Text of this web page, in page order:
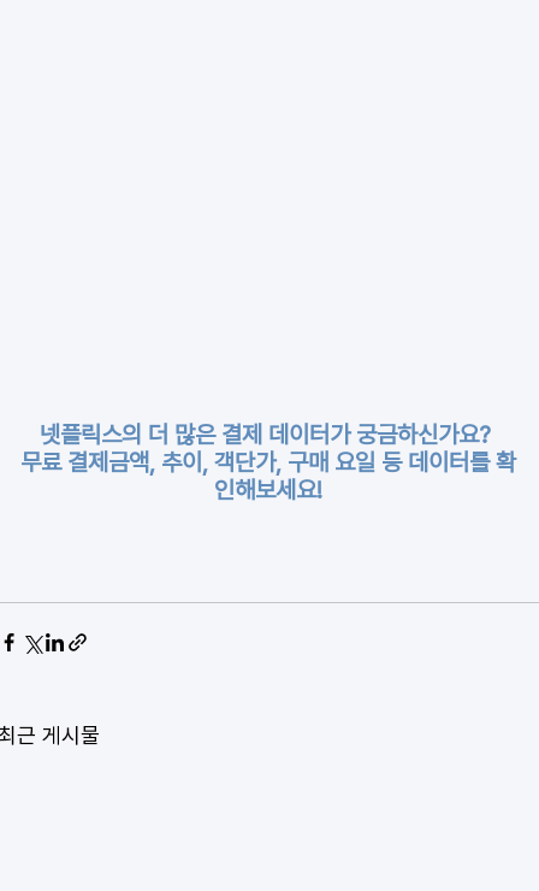
넷플릭스의 더 많은 결제 데이터가 궁금하신가요?
무료 결제금액, 추이, 객단가, 구매 요일 등 데이터를 확
인해보세요!
근 게시물